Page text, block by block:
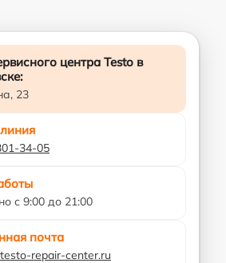
центра Testo в
23
34-05
с 9:00 до 21:00
почта
repair-center.ru